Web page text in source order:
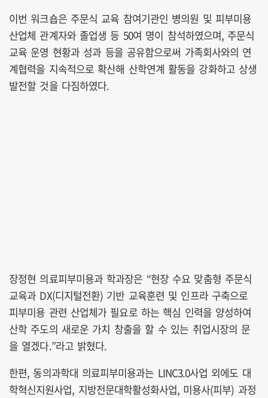
이번 워크숍은 주문식 교육 참여기관인 병의원 및 피부미용
산업체 관계자와 졸업생 등 50여 명이 참석하였으며, 주문식
교육 운영 현황과 성과 등을 공유함으로써 가족회사와의 연
계협력을 지속적으로 확산해 산학연계 활동을 강화하고 상생
발전할 것을 다짐하였다.
장정현 의료피부미용과 학과장은 “현장 수요 맞춤형 주문식
교육과 DX(디지털전환) 기반 교육훈련 및 인프라 구축으로
피부미용 관련 산업체가 필요로 하는 핵심 인력을 양성하여
산학 주도의 새로운 가치 창출을 할 수 있는 취업시장의 문
을 열겠다.”라고 밝혔다.
한편, 동의과학대 의료피부미용과는 LINC3.0사업 외에도 대
학혁신지원사업, 지방전문대학활성화사업, 미용사(피부) 과정